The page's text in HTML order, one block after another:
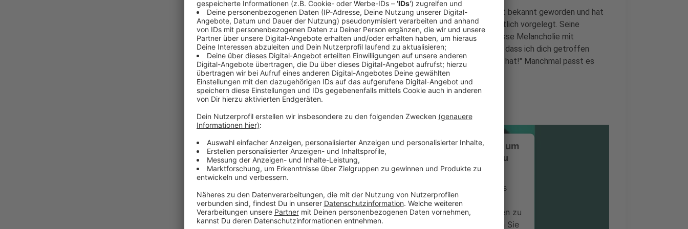
Letztes Jahr ist ClockClock selbst auf dem internationalen Markt bekannt geworden und hat
eine beachtliche Fanbase aufgebaut. Jetzt hat er für 2022 ordentlich vorgelegt. Seine
SIngle "Sorry" ist der perfekte Auftakt für den Februar. Eine gewisse Melancholie mit
hypnotischen Akustik-Melodien. Auch das Thema trifft es: "Sorry, dass ich dich getroffen
habe, du erinnerst mich an eine Person, die mich mal sehr verletzt hat!" Manchmal passt es
eben einfach nicht.
Anzeige
Wir benötigen Ihre Zustimmung, um
den YouTube Video-Service zu
laden!
Wir verwenden einen Service eines
Drittanbieters, um Videoinhalte
einzubetten. Dieser Service kann Daten zu
Ihren Aktivitäten sammeln. Bitte lesen Sie